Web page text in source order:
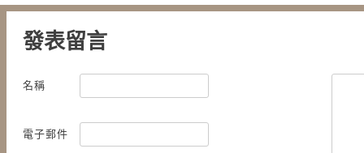
發表留言
名稱
電子郵件